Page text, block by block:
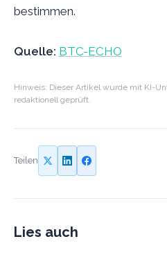
bestimmen.
Quelle: BTC-ECHO
Hinweis: Dieser Artikel wurde mit KI-
redaktionell geprüft.
Teilen
Lies auch